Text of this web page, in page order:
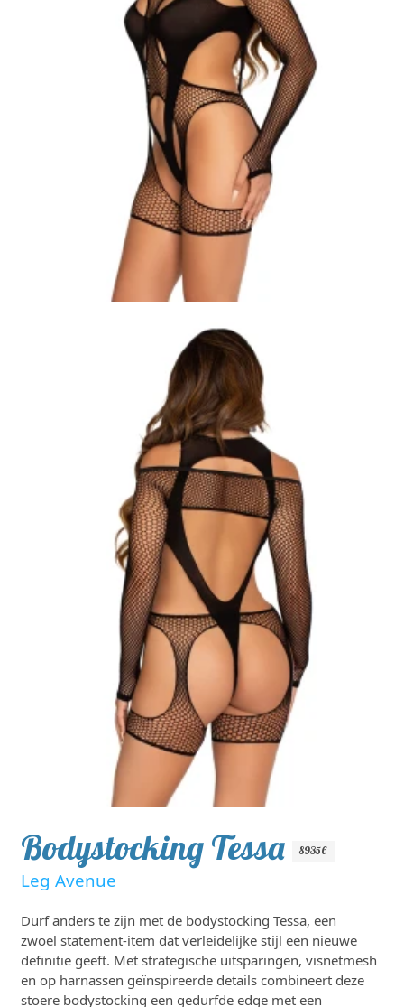
Bodystocking Tessa 89356
Leg Avenue
Durf anders te zijn met de bodystocking Tessa, een
zwoel statement-item dat verleidelijke stijl een nieuwe
definitie geeft. Met strategische uitsparingen, visnetmesh
en op harnassen geïnspireerde details combineert deze
stoere bodystocking een gedurfde edge met een